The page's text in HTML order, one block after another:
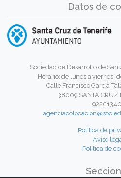
Datos de
Sociedad de Desarrollo de
Horario: de lunes a viernes,
Calle Francisco García
38009 SANTA CRUZ
Política de
Aviso
Política de